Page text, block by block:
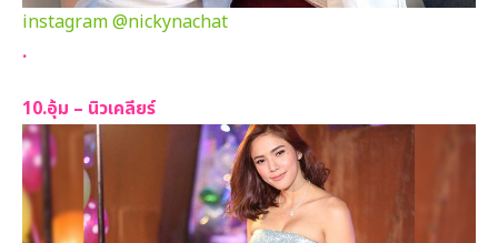
instagram @nickynachat
.
10.อุ้ม – นิวเคลียร์